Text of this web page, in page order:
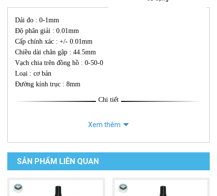
Dải đo : 0-1mm
Độ phân giải : 0.01mm
Cấp chính xác : +/- 0.01mm
Chiều dài chân gập : 44.5mm
Vạch chia trên đồng hồ : 0-50-0
Loại : cơ bản
Đường kính trục : 8mm
Chi tiết
Xem thêm
SẢN PHẨM LIÊN QUAN